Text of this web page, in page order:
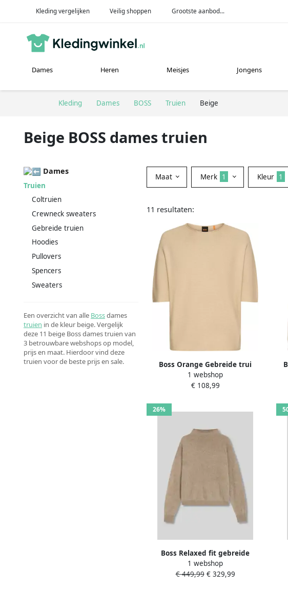
Kleding vergelijken Veilig shoppen Grootste aanbod...
Dames Heren Meisjes Jongens
Kleding Dames BOSS Truien Beige
Beige BOSS dames truien
Dames
Truien
Coltruien
Crewneck sweaters
Gebreide truien
Hoodies
Pullovers
Spencers
Sweaters
Een overzicht van alle Bossdames
truien in de kleur beige. Vergelijk
deze 11 beige Boss dames truien van
3 betrouwbare webshops op model,
prijs en maat. Hierdoor vind deze
truien voor de beste prijs en sale.
Maat Merk 1 Kleur 1
11 resultaten:
Boss Orange Gebreide trui
Flambers Premium Damesmode
met boss logo-charme 3d brei-
1 webshop
€ 108,99
26%
Boss Relaxed fit gebreide
pullover van puur kasjmier
model 'FROVINA'
1 webshop
€ 449,99€ 329,99